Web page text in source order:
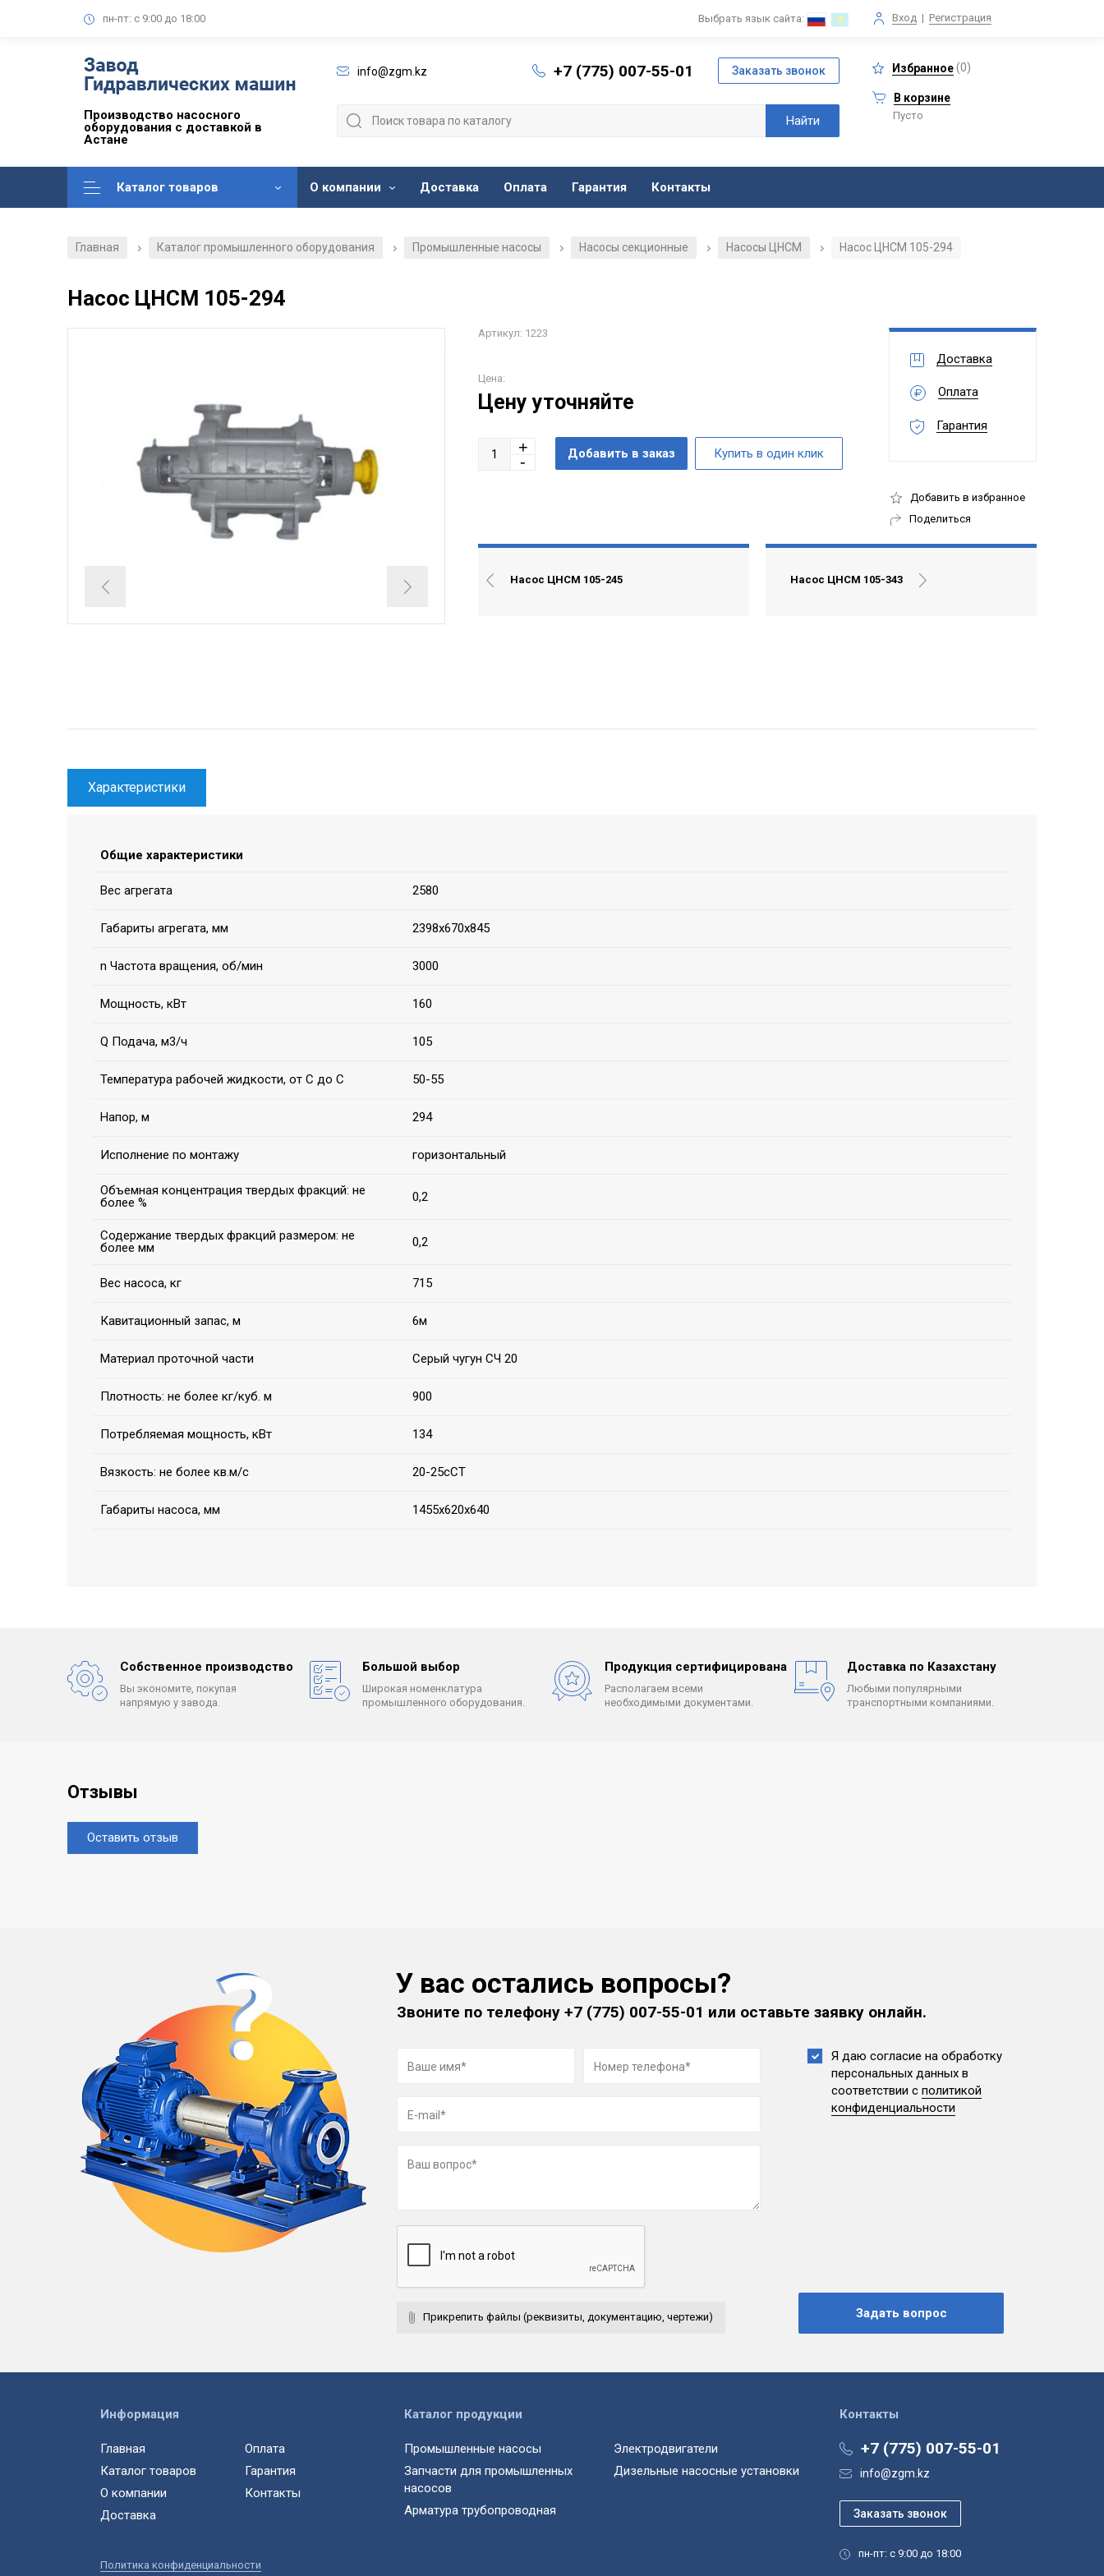
пн-пт: с 9:00 до 18:00 Вход | Регистрация
Выбрать язык сайта:
Производство насосного
оборудования с доставкой в
Астане
info@zgm.kz +7 (775) 007-55-01 Избранное(0)
В корзине
Пусто
Каталог товаров О компании Доставка Оплата Гарантия Контакты
Главная / Каталог промышленного оборудования / Промышленные насосы / Насосы секционные / Насосы ЦНСМ / Насос ЦНСМ 105-294
Насос ЦНСМ 105-294
Артикул: 1223
Цена:
Цену уточняйте
Доставка
Оплата
Гарантия
Добавить в избранное
Поделиться
Насос ЦНСМ 105-245 Насос ЦНСМ 105-343
Характеристики
Общие характеристики
Вес агрегата 2580
Габариты агрегата, мм 2398х670х845
n Частота вращения, об/мин 3000
Мощность, кВт 160
Q Подача, м3/ч 105
Температура рабочей жидкости, от С до С 50-55
Напор, м 294
Исполнение по монтажу горизонтальный
Объемная концентрация твердых фракций: не
более %
0,2
Содержание твердых фракций размером: не
более мм
0,2
Вес насоса, кг 715
Кавитационный запас, м 6м
Материал проточной части Серый чугун СЧ 20
Плотность: не более кг/куб. м 900
Потребляемая мощность, кВт 134
Вязкость: не более кв.м/с 20-25сСТ
Габариты насоса, мм 1455х620х640
Собственное производство
Вы экономите, покупая
напрямую у завода.
Большой выбор
Широкая номенклатура
промышленного оборудования.
Продукция сертифицирована
Располагаем всеми
необходимыми документами.
Доставка по Казахстану
Любыми популярными
транспортными компаниями.
Отзывы
Оставить отзыв
У вас остались вопросы?
Звоните по телефону+7 (775) 007-55-01 или оставьте заявку онлайн.
Прикрепить файлы (реквизиты, документацию, чертежи)
Я даю согласие на обработку
персональных данных в
соответствии с политикой
конфиденциальности
Контакты
+7 (775) 007-55-01
info@zgm.kz
пн-пт: с 9:00 до 18:00
Информация
Главная
Каталог товаров
О компании
Доставка
Оплата
Гарантия
Контакты
Каталог продукции
Промышленные насосы
Запчасти для промышленных
насосов
Арматура трубопроводная
Электродвигатели
Дизельные насосные установки
Политика конфиденциальности